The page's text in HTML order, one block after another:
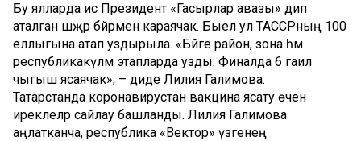
Бу ялларда исә Президент «Гасырлар авазы» дип
аталган шәҗәрә бәйрәмен караячак. Быел ул ТАССРның 100
еллыгына атап уздырыла. «Бәйге район, зона һәм
республикакүләм этапларда узды. Финалда 6 гаилә
чыгыш ясаячак», – диде Лилия Галимова.
Татарстанда коронавирустан вакцина ясату өчен
иреклеләр сайлау башланды. Лилия Галимова
аңлатканча, республика «Вектор» үзәгенең